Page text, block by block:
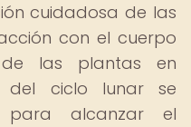
cuidadosa de las
con el cuerpo
las plantas en
del ciclo lunar se
para alcanzar el